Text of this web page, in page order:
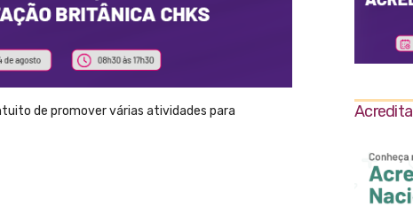
de promover várias atividades para